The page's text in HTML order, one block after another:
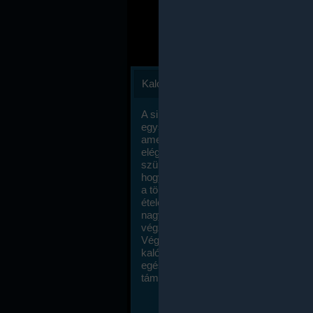
Kalóriaszámlálás
A sikeres fogyás titka valójában igen
egyszerű: égess több energiát, mint
amennyit beviszel. Természetesen
elég nagy fegyelemre és akaraterőre
szükség, de meglepődve fogod
hogy a kalóriaszámolás mennyire
a többi diétához képest. Itt nincsenek
ételek és a megengedett kalóriabevitelt
nagymértékben növelheted ha
végzel.
Végül, de nem utolsó sorban, a
kalóriaszámolás módszerét a legtöbb
egészségügyi szakorvos ajánlja és
támogatja.